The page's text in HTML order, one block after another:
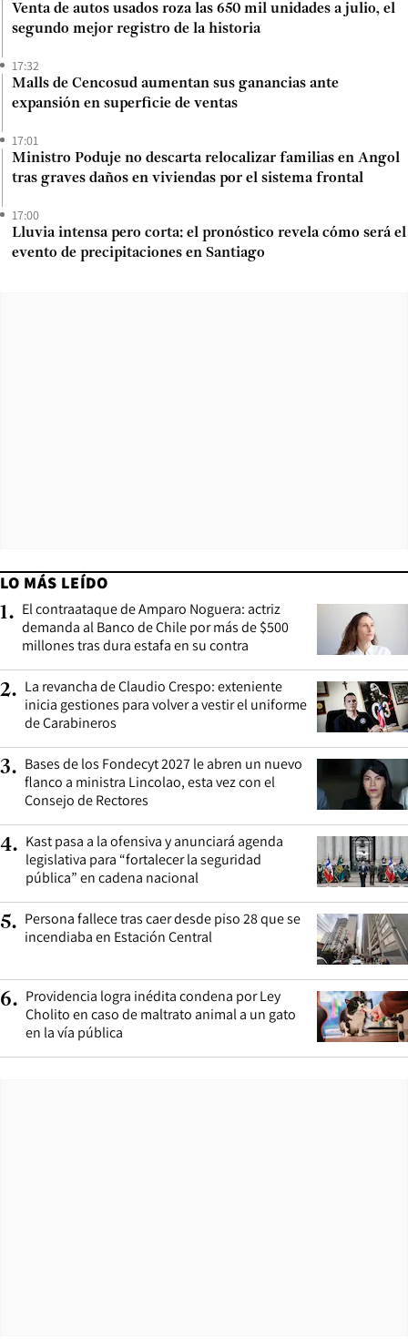
Venta de autos usados roza las 650 mil unidades a julio, el
segundo mejor registro de la historia
17:32
Malls de Cencosud aumentan sus ganancias ante
expansión en superficie de ventas
17:01
Ministro Poduje no descarta relocalizar familias en Angol
tras graves daños en viviendas por el sistema frontal
17:00
Lluvia intensa pero corta: el pronóstico revela cómo será el
evento de precipitaciones en Santiago
LO MÁS LEÍDO
1. El contraataque de Amparo Noguera: actriz
demanda al Banco de Chile por más de $500
millones tras dura estafa en su contra
2. La revancha de Claudio Crespo: exteniente
inicia gestiones para volver a vestir el uniforme
de Carabineros
3. Bases de los Fondecyt 2027 le abren un nuevo
flanco a ministra Lincolao, esta vez con el
Consejo de Rectores
4. Kast pasa a la ofensiva y anunciará agenda
legislativa para “fortalecer la seguridad
pública” en cadena nacional
5. Persona fallece tras caer desde piso 28 que se
incendiaba en Estación Central
6. Providencia logra inédita condena por Ley
Cholito en caso de maltrato animal a un gato
en la vía pública